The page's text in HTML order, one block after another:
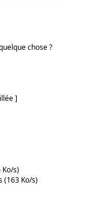
chose ?
]
Ko/s)
(163 Ko/s)